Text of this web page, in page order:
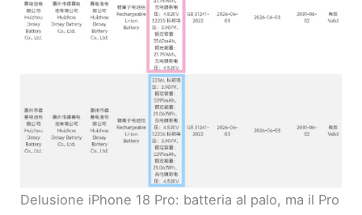
Delusione iPhone 18 Pro: batteria al palo, ma il Pro